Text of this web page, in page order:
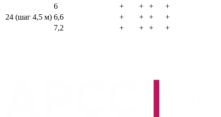
24 (шаг 4,5 м)
6 + + +
+
6,6
+ + +
+
7,2
+ + + +